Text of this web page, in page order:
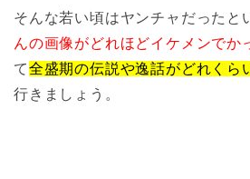
そんな若い頃はヤンチャだったと
んの画像がどれほどイケメンでか
て全盛期の伝説や逸話がどれくら
行きましょう。